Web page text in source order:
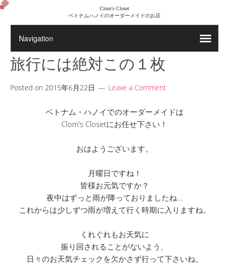
Clom's Closet
ベトナムハノイのオーダーメイドのお店
旅行には絶対この１枚
Posted on 2015年6月22日 Leave a Comment
ベトナム・ハノイでのオーダーメイドは
Clom’s Closetにお任せ下さい！
おはようございます。
月曜日ですね！
皆様お元気ですか？
夜中はずっと雨が降っておりましたね…
これからは少しずつ雨が増えて行く時期に入りますね。
くれぐれもお天気に
振り回されることがないよう、
日々のお天気チェックを欠かさず行って下さいね。